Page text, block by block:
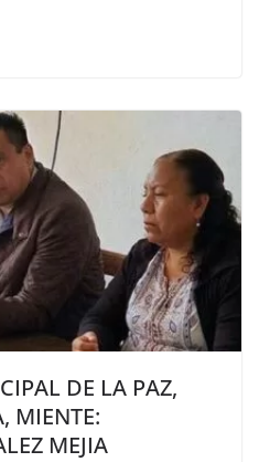
DE LA PAZ,
MIENTE:
MEJIA